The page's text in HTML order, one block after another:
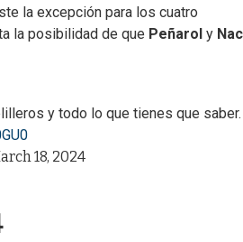
la excepción para los cuatro
la posibilidad de que Peñarol y
y todo lo que tienes que saber.
18, 2024